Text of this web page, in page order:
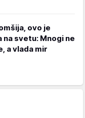
ovo je
na svetu: Mnogi ne
a vlada mir